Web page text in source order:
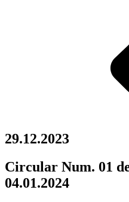
29.12.2023
Circular Num. 01
04.01.2024